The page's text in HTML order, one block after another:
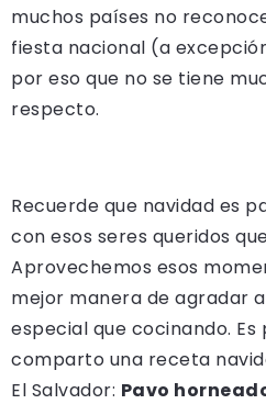
muchos países no
fiesta nacional (a
por eso que no se tiene
respecto.
Recuerde que navidad es
con esos seres queridos
Aprovechemos esos
mejor manera de agradar
especial que cocinando. Es
comparto una receta
El Salvador: Pavo